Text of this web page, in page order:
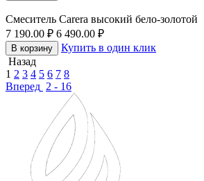
Смеситель Carera высокий бело-золотой
7 190.00 ₽ 6 490.00 ₽
В корзину
Купить в один клик
Назад
1 2 3 4 5 6 7 8
Вперед 2 - 16